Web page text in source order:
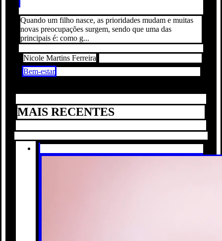
Quando um filho nasce, as prioridades mudam e muitas
novas preocupações surgem, sendo que uma das
principais é: como g...
Nicole Martins Ferreira
Bem-estar
MAIS RECENTES